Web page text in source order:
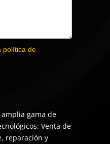
política de
gama de
Venta de
reparación y